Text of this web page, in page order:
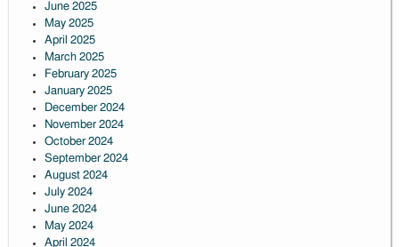
June 2025
May 2025
April 2025
March 2025
February 2025
January 2025
December 2024
November 2024
October 2024
September 2024
August 2024
July 2024
June 2024
May 2024
April 2024